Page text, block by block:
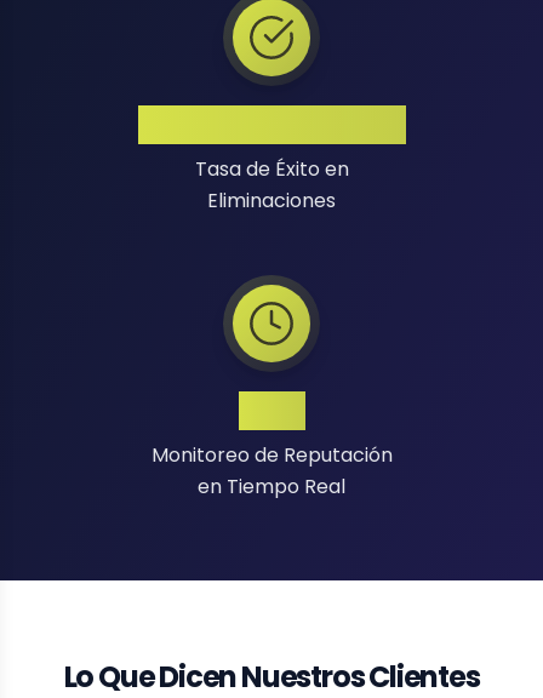
Tasa de Éxito en
Eliminaciones
Monitoreo de Reputación
en Tiempo Real
Lo Que Dicen Nuestros Clientes